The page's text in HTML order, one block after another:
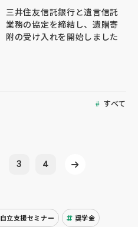
三井住友信託銀行と遺言信託
業務の協定を締結し、遺贈寄
附の受け入れを開始しました
すべて
3 4
自立支援セミナー 奨学金